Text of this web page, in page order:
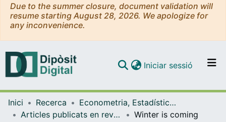
Due to the summer closure, document validation will
resume starting August 28, 2026. We apologize for
any inconvenience.
Navega per tot el DD
Iniciar sessió (current)
Inici Recerca
Econometria, Estadística i Economia Aplicada
Articles publicats en revistes (Econometria, Estadística i Economia Aplicada)
Winter is coming